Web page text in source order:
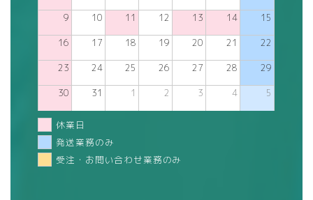
9 10 11 12 13 14 15
16 17 18 19 20 21 22
23 24 25 26 27 28 29
30 31 1 2 3 4 5
休業日
発送業務のみ
受注・お問い合わせ業務のみ